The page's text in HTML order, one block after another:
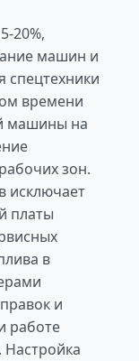
20%,
машин и
спецтехники
времени
машины на
зон.
исключает
платы
в
и
работе
Настройка